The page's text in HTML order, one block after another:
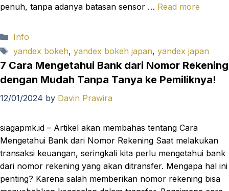
penuh, tanpa adanya batasan sensor … Read more
Categories
Info
Tags
yandex bokeh, yandex bokeh japan, yandex japan
7 Cara Mengetahui Bank dari Nomor Rekening
dengan Mudah Tanpa Tanya ke Pemiliknya!
12/01/2024 by Davin Prawira
siagapmk.id – Artikel akan membahas tentang Cara
Mengetahui Bank dari Nomor Rekening Saat melakukan
transaksi keuangan, seringkali kita perlu mengetahui bank
dari nomor rekening yang akan ditransfer. Mengapa hal ini
penting? Karena salah memberikan nomor rekening bisa